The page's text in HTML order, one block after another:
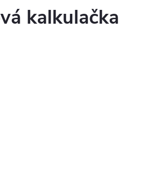
kalkulačka